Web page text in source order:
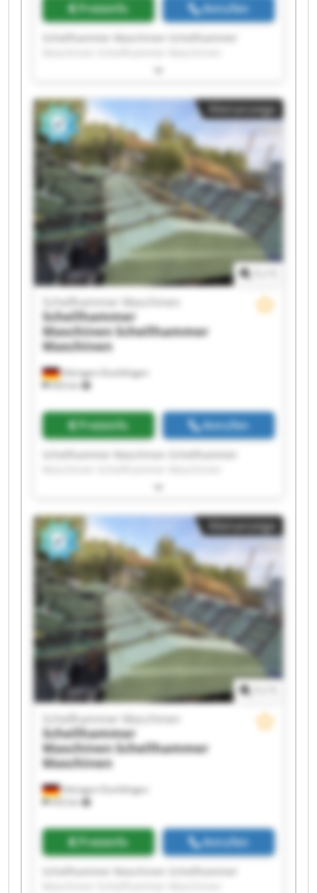
Preisinfo Anrufen
Schellhammer Maschinen Schellhammer
Schellhammer Maschinen Schellhammer
Maschinen Schellhammer Maschinen
Schellhammer Maschinen Schellhammer
Maschinen Schellhammer Maschinen
Schellhammer Maschinen Schellhammer
Maschinen Schellhammer Maschinen
Schellhammer Maschinen Schellhammer
Maschinen Schellhammer Maschinen
Schellhammer Maschinen Schellhammer
Maschinen
Kleinanzeige
Hilzingen-Duchtlingen
433 km
Schellhammer Maschinen
Schellhammer
Maschinen Schellhammer
Maschinen
Preisinfo Anrufen
Schellhammer Maschinen Schellhammer
Schellhammer Maschinen Schellhammer
Maschinen Schellhammer Maschinen
Schellhammer Maschinen Schellhammer
Maschinen Schellhammer Maschinen
Schellhammer Maschinen Schellhammer
Maschinen Schellhammer Maschinen
Schellhammer Maschinen Schellhammer
Maschinen Schellhammer Maschinen
Schellhammer Maschinen Schellhammer
Maschinen
Kleinanzeige
Hilzingen-Duchtlingen
433 km
Schellhammer Maschinen
Schellhammer
Maschinen Schellhammer
Maschinen
Preisinfo Anrufen